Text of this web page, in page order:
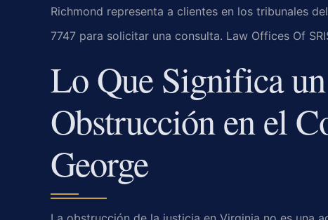
Richmond representa a clientes en los tribunales
7747 para solicitar una consulta. Law Offices Of
Lo Que Significa
Obstrucción en el
George